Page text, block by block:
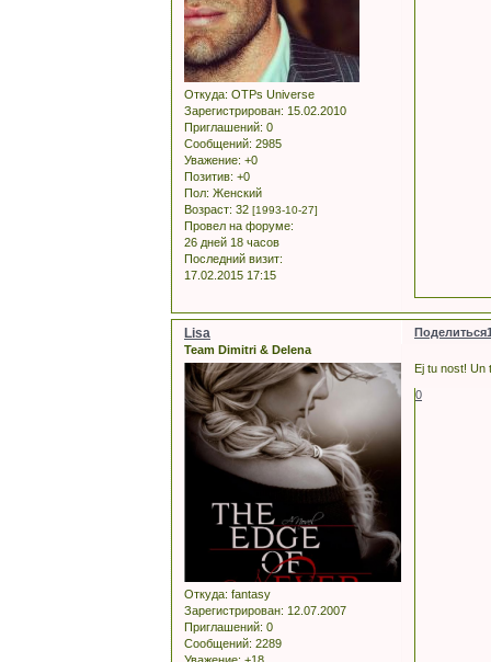
Откуда: OTPs Universe
Зарегистрирован: 15.02.2010
Приглашений: 0
Сообщений: 2985
Уважение: +0
Позитив: +0
Пол: Женский
Возраст: 32 [1993-10-27]
Провел на форуме:
26 дней 18 часов
Последний визит:
17.02.2015 17:15
Поделиться
Lisa
Team Dimitri & Delena
Откуда: fantasy
Зарегистрирован: 12.07.2007
Приглашений: 0
Сообщений: 2289
Ej tu nost!
0